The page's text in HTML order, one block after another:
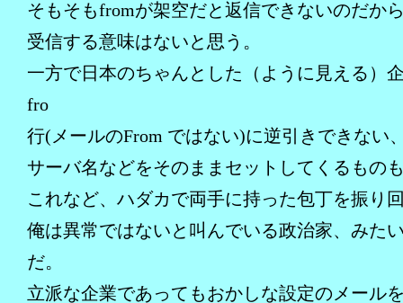
そもそもfromが架空だと返信できないのだか
受信する意味はないと思う。
一方で日本のちゃんとした（ように見える）
fro
行(メールのFrom ではない)に逆引きできない
サーバ名などをそのままセットしてくるもの
これなど、ハダカで両手に持った包丁を振り
俺は異常ではないと叫んでいる政治家、みた
だ。
立派な企業であってもおかしな設定のメール